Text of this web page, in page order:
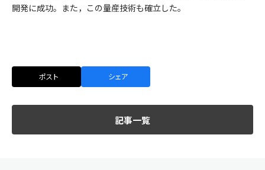
開発に成功。また，この量産技術も確立した。
ポスト シェア
記事一覧